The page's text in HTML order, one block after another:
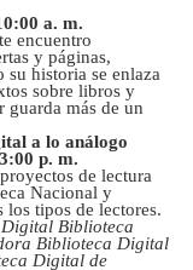
a. m.
encuentro
y páginas,
su historia se enlaza
sobre libros y
guarda más de un
a lo análogo
p. m.
de lectura
Nacional y
los tipos de lectores.
Biblioteca
Biblioteca Digital
Digital de